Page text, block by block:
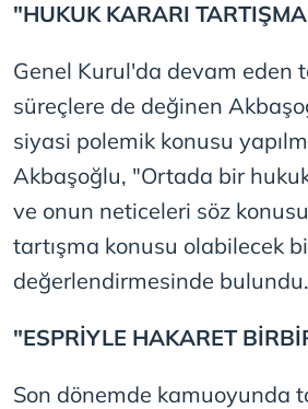
mevzuata uygun olarak kullanılan
"HUKUK KARARI
Genel Kurul'da devam eden
süreçlere de değinen
siyasi polemik konusu
Akbaşoğlu, "Ortada bir
ve onun neticeleri söz
tartışma konusu olabilecek
değerlendirmesinde bulundu.
"ESPRİYLE HAKARET
Son dönemde kamuoyunda